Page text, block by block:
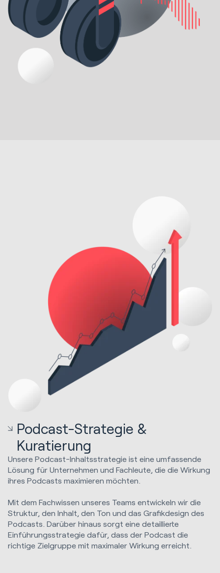
Podcast-Strategie &
Kuratierung
Unsere Podcast-Inhaltsstrategie ist eine umfassende
Lösung für Unternehmen und Fachleute, die die Wirkung
ihres Podcasts maximieren möchten.
Mit dem Fachwissen unseres Teams entwickeln wir die
Struktur, den Inhalt, den Ton und das Grafikdesign des
Podcasts. Darüber hinaus sorgt eine detaillierte
Einführungsstrategie dafür, dass der Podcast die
richtige Zielgruppe mit maximaler Wirkung erreicht.